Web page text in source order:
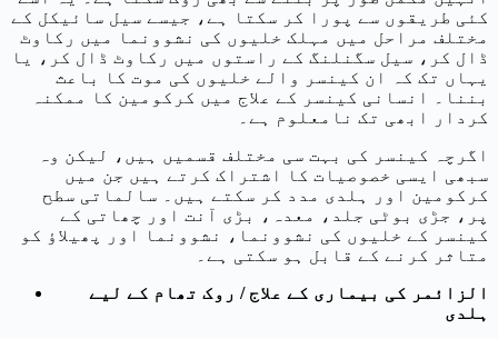
کئی طریقوں سے پورا کر سکتا ہے، جیسے سیل سائیکل کے
مختلف مراحل میں مہلک خلیوں کی نشوونما میں رکاوٹ
ڈال کر، سیل سگنلنگ کے راستوں میں رکاوٹ ڈال کر، یا
یہاں تک کہ ان کینسر والے خلیوں کی موت کا باعث
بننا۔ انسانی کینسر کے علاج میں کرکومین کا ممکنہ
کردار ابھی تک نامعلوم ہے۔
اگرچہ کینسر کی بہت سی مختلف قسمیں ہیں، لیکن وہ
سبھی ایسی خصوصیات کا اشتراک کرتے ہیں جن میں
کرکومین اور ہلدی مدد کر سکتے ہیں۔ سالماتی سطح
پر، جڑی بوٹی جلد، معدہ، بڑی آنت اور چھاتی کے
کینسر کے خلیوں کی نشوونما، نشوونما اور پھیلاؤ کو
متاثر کرنے کے قابل ہو سکتی ہے۔
الزائمر کی بیماری کے علاج / روک تھام کے لیے
ہلدی